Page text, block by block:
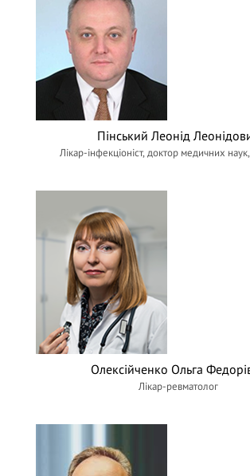
Пінський Леонід
Лікар-інфекціоніст, доктор медичних
Олексійченко Ольга
Лікар-ревматолог